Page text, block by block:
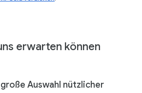
erwarten können
Auswahl nützlicher